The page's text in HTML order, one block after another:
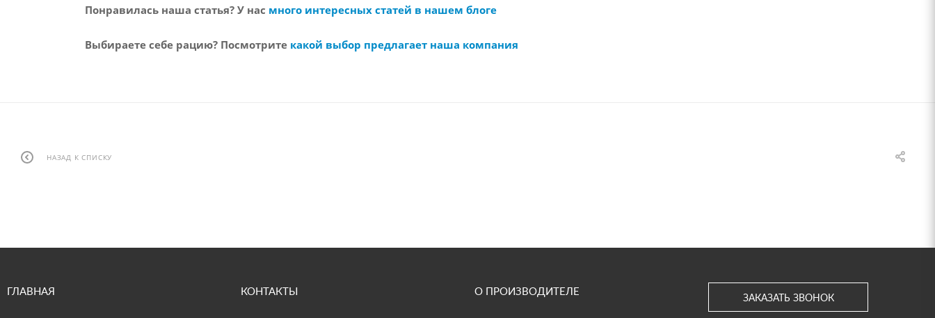
Понравилась наша статья? У нас много интересных статей в нашем блоге
Выбираете себе рацию? Посмотрите какой выбор предлагает наша компания
НАЗАД К СПИСКУ
ГЛАВНАЯ КОНТАКТЫ О ПРОИЗВОДИТЕЛЕ
ЗАКАЗАТЬ ЗВОНОК